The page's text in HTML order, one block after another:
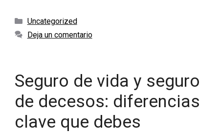
Categorías
Uncategorized
Deja un comentario
Seguro de vida y seguro
de decesos: diferencias
clave que debes